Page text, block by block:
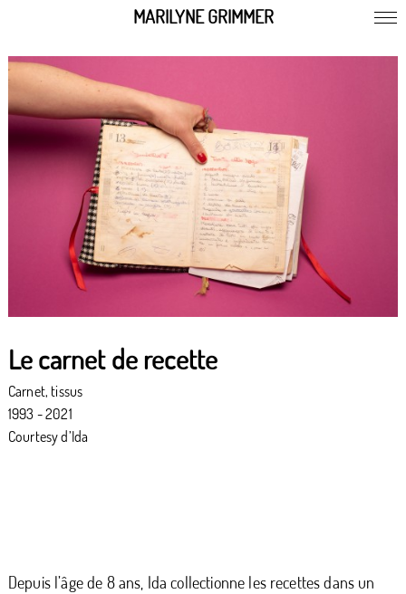
MARILYNE GRIMMER
Le carnet de recette
Carnet, tissus
1993 - 2021
Courtesy d’Ida
Depuis l’âge de 8 ans, Ida collectionne les recettes dans un